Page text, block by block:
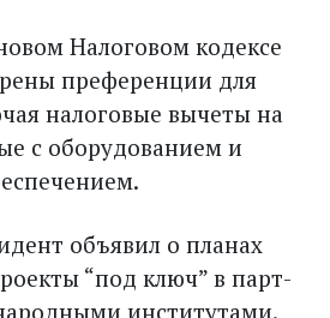
Налоговом кодексе
преференции для
налоговые вычеты на
с оборудованием и
объявил о планах
“под ключ” в парт­
институтами.